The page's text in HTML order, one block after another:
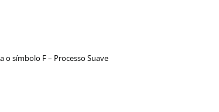
símbolo F – Processo Suave